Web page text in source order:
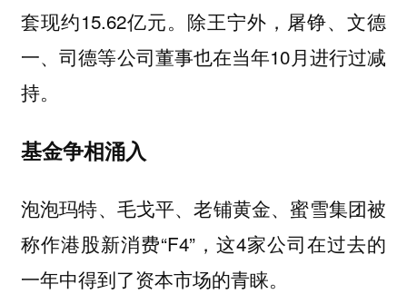
套现约15.62亿元。除王宁外，屠铮、文德
一、司德等公司董事也在当年10月进行过减
持。
基金争相涌入
泡泡玛特、毛戈平、老铺黄金、蜜雪集团被
称作港股新消费“F4”，这4家公司在过去的
一年中得到了资本市场的青睐。